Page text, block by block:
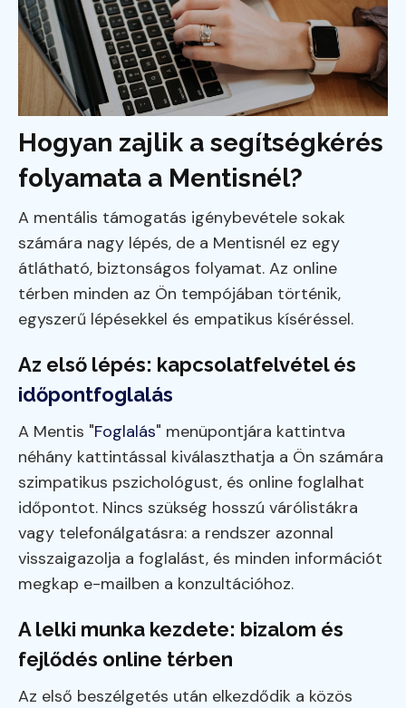
Hogyan zajlik a segítségkérés
folyamata a Mentisnél?
A mentális támogatás igénybevétele sokak
számára nagy lépés, de a Mentisnél ez egy
átlátható, biztonságos folyamat. Az online
térben minden az Ön tempójában történik,
egyszerű lépésekkel és empatikus kíséréssel.
Az első lépés: kapcsolatfelvétel és
időpontfoglalás
A Mentis "Foglalás" menüpontjára kattintva
néhány kattintással kiválaszthatja a Ön számára
szimpatikus pszichológust, és online foglalhat
időpontot. Nincs szükség hosszú várólistákra
vagy telefonálgatásra: a rendszer azonnal
visszaigazolja a foglalást, és minden információt
megkap e-mailben a konzultációhoz.
A lelki munka kezdete: bizalom és
fejlődés online térben
Az első beszélgetés után elkezdődik a közös